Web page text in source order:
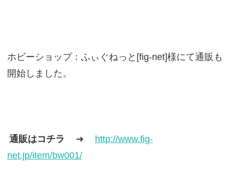
ホビーショップ：ふぃぐねっと[fig-net]様にて通販も
開始しました。
通販はコチラ ➔
http://www.fig-
net.jp/item/bw001/